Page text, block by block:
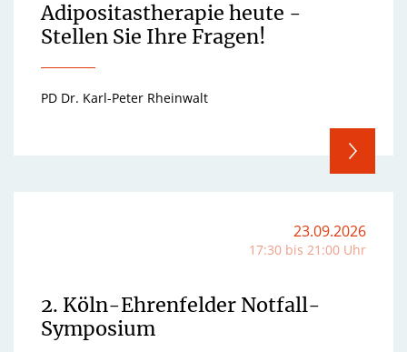
Adipositastherapie heute -
Stellen Sie Ihre Fragen!
PD Dr. Karl-Peter Rheinwalt
2. Köln-Ehrenfelder Notfall-
Symposium
23.09.2026
17:30 bis 21:00 Uhr